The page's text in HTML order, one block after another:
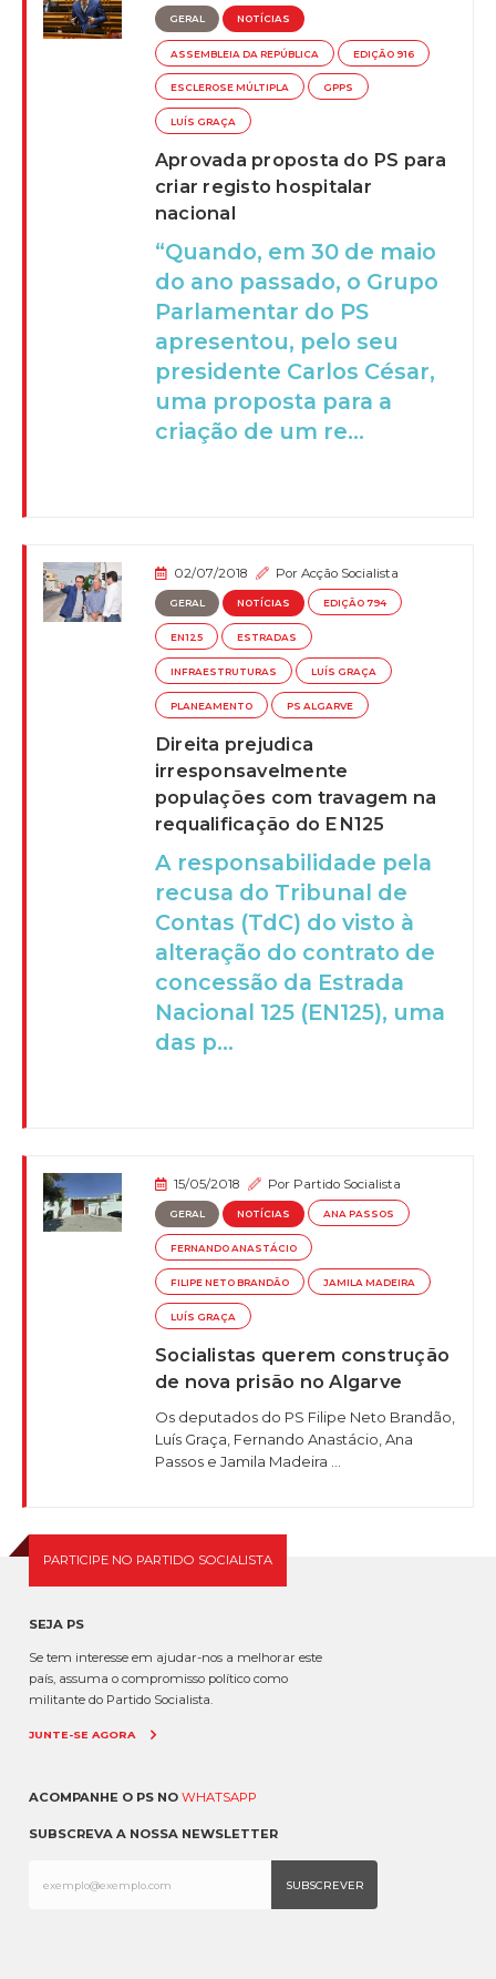
GERAL NOTÍCIAS
ASSEMBLEIA DA REPÚBLICA EDIÇÃO 916
ESCLEROSE MÚLTIPLA GPPS
LUÍS GRAÇA
Aprovada proposta do PS para
criar registo hospitalar
nacional
“Quando, em 30 de maio
do ano passado, o Grupo
Parlamentar do PS
apresentou, pelo seu
presidente Carlos César,
uma proposta para a
criação de um re...
02/07/2018 PorAcção Socialista
GERAL NOTÍCIAS EDIÇÃO 794
EN125 ESTRADAS
INFRAESTRUTURAS LUÍS GRAÇA
PLANEAMENTO PS ALGARVE
Direita prejudica
irresponsavelmente
populações com travagem na
requalificação do EN125
A responsabilidade pela
recusa do Tribunal de
Contas (TdC) do visto à
alteração do contrato de
concessão da Estrada
Nacional 125 (EN125), uma
das p...
15/05/2018 Por Partido Socialista
GERAL NOTÍCIAS ANA PASSOS
FERNANDO ANASTÁCIO
FILIPE NETO BRANDÃO JAMILA MADEIRA
LUÍS GRAÇA
Socialistas querem construção
de nova prisão no Algarve
Os deputados do PS Filipe Neto Brandão,
Luís Graça, Fernando Anastácio, Ana
Passos e Jamila Madeira ...
PARTICIPE NO PARTIDO SOCIALISTA
SEJA PS
Se tem interesse em ajudar-nos a melhorar este
país, assuma o compromisso político como
militante do Partido Socialista.
JUNTE-SE AGORA
ACOMPANHE O PS NO WHATSAPP
SUBSCREVA A NOSSA NEWSLETTER